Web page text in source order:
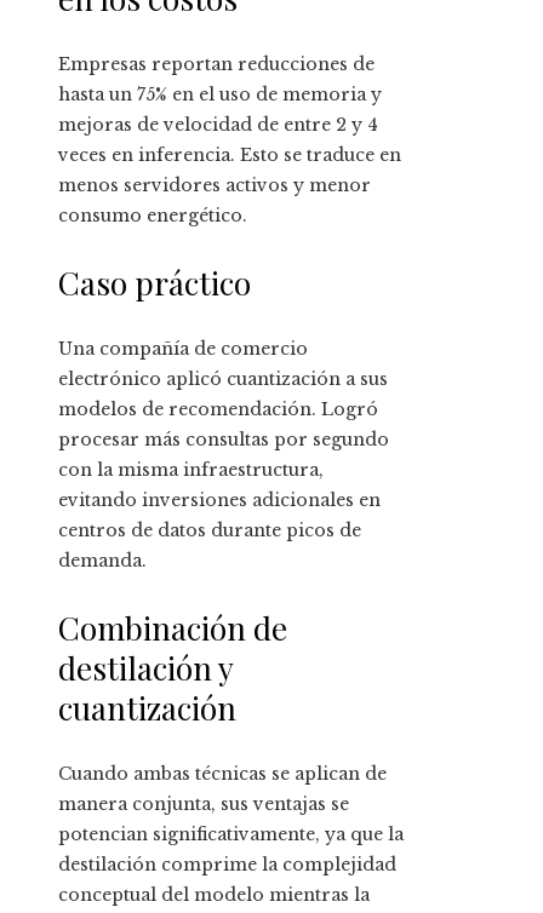
Empresas reportan reducciones de
hasta un 75% en el uso de memoria y
mejoras de velocidad de entre 2 y 4
veces en inferencia. Esto se traduce en
menos servidores activos y menor
consumo energético.
Caso práctico
Una compañía de comercio
electrónico aplicó cuantización a sus
modelos de recomendación. Logró
procesar más consultas por segundo
con la misma infraestructura,
evitando inversiones adicionales en
centros de datos durante picos de
demanda.
Combinación de
destilación y
cuantización
Cuando ambas técnicas se aplican de
manera conjunta, sus ventajas se
potencian significativamente, ya que la
destilación comprime la complejidad
conceptual del modelo mientras la